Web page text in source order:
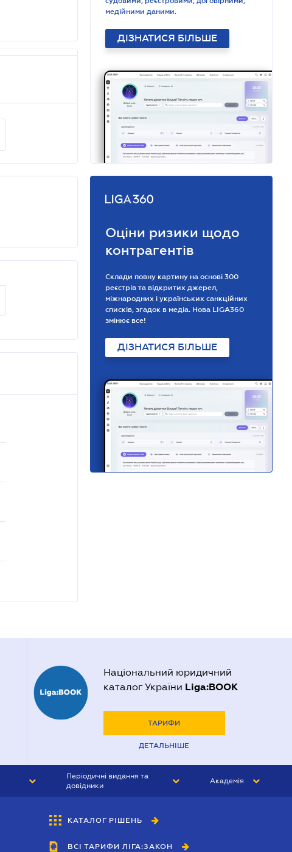
медійними даними.
ДІЗНАТИСЯ БІЛЬШЕ
Оціни ризики щодо
контрагентів
Склади повну картину на основі 300
реєстрів та відкритих джерел,
міжнародних і українських санкційних
списків, згадок в медіа. Нова LIGA360
змінює все!
ДІЗНАТИСЯ БІЛЬШЕ
Національний юридичний
каталог України Liga:BOOK
ТАРИФИ
ДЕТАЛЬНІШЕ
Періодичні видання та
довідники
БУХГАЛТЕР&ЗАКОН
ВІСНИК МСФЗ
Академія
КАТАЛОГ РІШЕНЬ
ВСІ ТАРИФИ ЛІГА:ЗАКОН